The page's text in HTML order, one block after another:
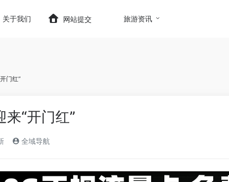
wp-content/themes/onenav/inc/wp-
关于我们 网站提交 旅游资讯
门红”
“开门红”
全域导航